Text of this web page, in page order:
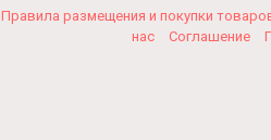
Правила размещения и покупки
нас
Соглашение